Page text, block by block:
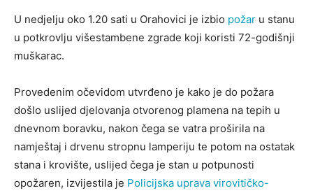
U nedjelju oko 1.20 sati u Orahovici je izbio požar u stanu
u potkrovlju višestambene zgrade koji koristi 72-godišnji
muškarac.
Provedenim očevidom utvrđeno je kako je do požara
došlo uslijed djelovanja otvorenog plamena na tepih u
dnevnom boravku, nakon čega se vatra proširila na
namještaj i drvenu stropnu lamperiju te potom na ostatak
stana i krovište, uslijed čega je stan u potpunosti
opožaren, izvijestila je Policijska uprava virovitičko-